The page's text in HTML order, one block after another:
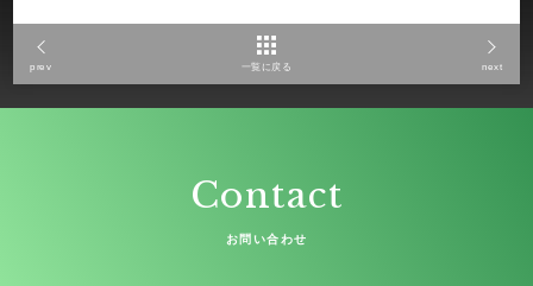
prev 一覧に戻る next
Contact
お問い合わせ